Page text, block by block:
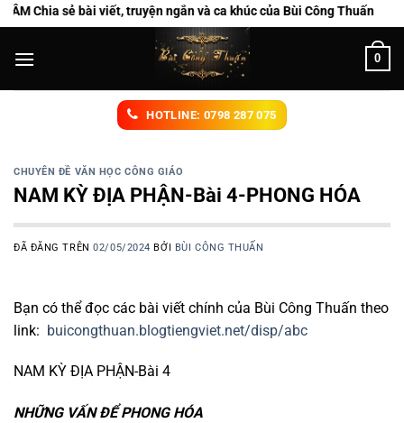
Chuyển
đến
nội
viết, truyện ngắn và ca khúc của Bùi Công Thuấn
0
HOTLINE: 0798 287 075
CHUYÊN ĐỀ VĂN HỌC CÔNG GIÁO
NAM KỲ ĐỊA PHẬN-Bài 4-PHONG HÓA
ĐÃ ĐĂNG TRÊN02/05/2024 BỞI BÙI CÔNG THUẤN
Bạn có thể đọc các bài viết chính của Bùi Công Thuấn theo
link: buicongthuan.blogtiengviet.net/disp/abc
NAM KỲ ĐỊA PHẬN-Bài 4
NHỮNG VẤN ĐỂ PHONG HÓA